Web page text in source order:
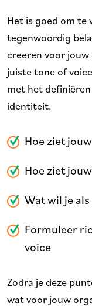
Het is goed om te
tegenwoordig
creeren voor jouw
juiste tone of
met het
identiteit.
Hoe ziet
Hoe ziet
Wat wil je
Formuleer
voice
Zodra je deze
wat voor jouw